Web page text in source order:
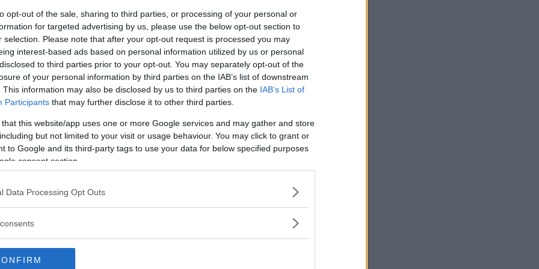
opt-out of the sale, sharing to third parties, or processing of your personal or
for targeted advertising by us, please use the below opt-out section to
selection. Please note that after your opt-out request is processed you may
interest-based ads based on personal information utilized by us or personal
to third parties prior to your opt-out. You may separately opt-out of the
of your personal information by third parties on the IAB’s list of downstream
This information may also be disclosed by us to third parties on the IAB’s List of
Participants that may further disclose it to other third parties.
that this website/app uses one or more Google services and may gather and store
but not limited to your visit or usage behaviour. You may click to grant or
to Google and its third-party tags to use your data for below specified purposes
consent section.
Data Processing Opt Outs
at Edwards burde hvile og hintet til andre planer for
Daniel Cormier, som mener at Edwards fortjener en
vellykkede tittelforsvar. “Hvis det er en fyr som kan fortjene en
vant beltet, forsvarte det to ganger, jeg vet ikke hvem ellers
en ESPN MMA-segment.
ANNONS (MMA Ad Manager)
Slug:single_incontent_video_ad